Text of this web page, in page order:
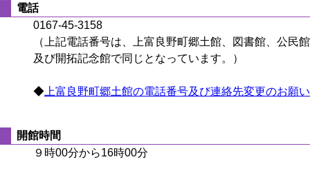
電話
0167-45-3158
（上記電話番号は、上富良野町郷土館、図書館、公民館
及び開拓記念館で同じとなっています。）
◆ 上富良野町郷土館の電話番号及び連絡先変更のお願い
開館時間
９時00分から16時00分